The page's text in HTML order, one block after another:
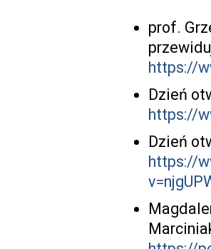
prof.
https://
Dzień
https://
Dzień
https://